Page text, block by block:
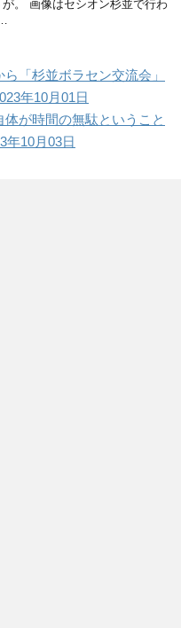
が。 画像はセシオン杉並で行わ
「杉並ボラセン交流会」
年10月01日
が時間の無駄ということ
年10月03日